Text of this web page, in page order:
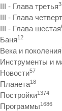
III - Глава третья3
III - Глава
III - Глава шестая
Баня12
Века и поколения
Инструменты и
Новости57
Планета18
Постройки1374
Программы1686